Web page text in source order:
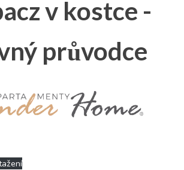
v kostce -
průvodce